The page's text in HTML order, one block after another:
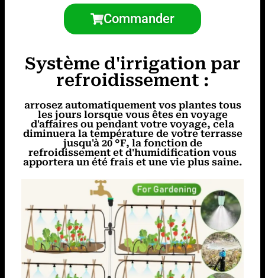
Commander
Système d'irrigation par
refroidissement :
arrosez automatiquement vos plantes tous
les jours lorsque vous êtes en voyage
d'affaires ou pendant votre voyage, cela
diminuera la température de votre terrasse
jusqu'à 20 °F, la fonction de
refroidissement et d'humidification vous
apportera un été frais et une vie plus saine.